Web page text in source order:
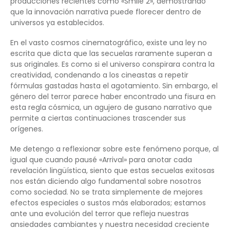
que la innovación narrativa puede florecer dentro de
universos ya establecidos.
En el vasto cosmos cinematográfico, existe una ley no
escrita que dicta que las secuelas raramente superan a
sus originales. Es como si el universo conspirara contra la
creatividad, condenando a los cineastas a repetir
fórmulas gastadas hasta el agotamiento. Sin embargo, el
género del terror parece haber encontrado una fisura en
esta regla cósmica, un agujero de gusano narrativo que
permite a ciertas continuaciones trascender sus
orígenes.
Me detengo a reflexionar sobre este fenómeno porque, al
igual que cuando pausé «Arrival» para anotar cada
revelación lingüística, siento que estas secuelas exitosas
nos están diciendo algo fundamental sobre nosotros
como sociedad. No se trata simplemente de mejores
efectos especiales o sustos más elaborados; estamos
ante una evolución del terror que refleja nuestras
ansiedades cambiantes y nuestra necesidad creciente